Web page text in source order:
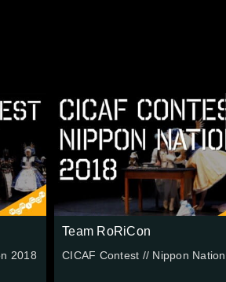
2018
Team RoRiCon
CICAF Contest // Nippon